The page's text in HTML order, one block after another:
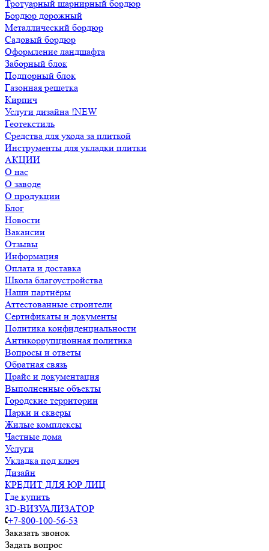
Тротуарный шарнирный бордюр
Бордюр дорожный
Металлический бордюр
Садовый бордюр
Оформление ландшафта
Заборный блок
Подпорный блок
Газонная решетка
Кирпич
Услуги дизайна !NEW
Геотекстиль
Средства для ухода за плиткой
Инструменты для укладки плитки
АКЦИИ
О нас
О заводе
О продукции
Блог
Новости
Вакансии
Отзывы
Информация
Оплата и доставка
Школа благоустройства
Наши партнёры
Аттестованные строители
Сертификаты и документы
Политика конфиденциальности
Антикоррупционная политика
Вопросы и ответы
Обратная связь
Прайс и документация
Выполненные объекты
Городские территории
Парки и скверы
Жилые комплексы
Частные дома
Услуги
Укладка под ключ
Дизайн
КРЕДИТ ДЛЯ ЮР ЛИЦ
Где купить
3D-ВИЗУАЛИЗАТОР
+7-800-100-56-53
Заказать звонок
Задать вопрос